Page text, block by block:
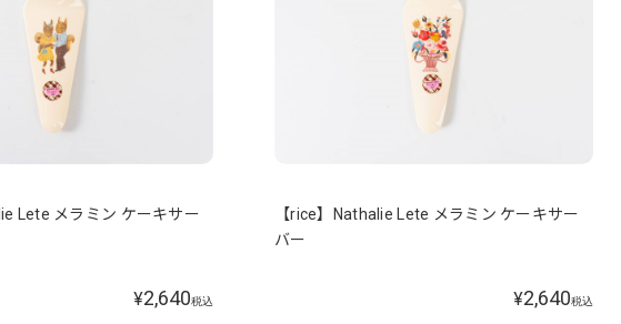
Lete メラミン ケーキサー
¥2,640税込
【rice】Nathalie Lete メラミン ケーキサー
バー
¥2,640税込